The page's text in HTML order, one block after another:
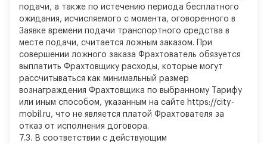
подачи, а также по истечению периода бесплатного
ожидания, исчисляемого с момента, оговоренного в
Заявке времени подачи транспортного средства в
месте подачи, считается ложным заказом. При
совершении ложного заказа Фрахтователь обязуется
выплатить Фрахтовщику расходы, которые могут
рассчитываться как минимальный размер
вознаграждения Фрахтовщика по выбранному Тарифу
или иным способом, указанным на сайте https://city-
mobil.ru, что не является платой Фрахтователя за
отказ от исполнения договора.
7.3. В соответствии с действующим